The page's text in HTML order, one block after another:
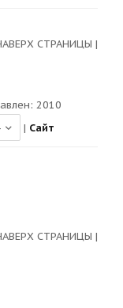
СТРАНИЦЫ |
2010
| Сайт
СТРАНИЦЫ |